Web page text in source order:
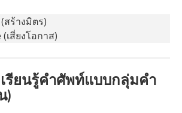
สร้างมิตร)
เสี่ยงโอกาส)
เรียนรู้คำศัพท์แบบกลุ่มคำ
)